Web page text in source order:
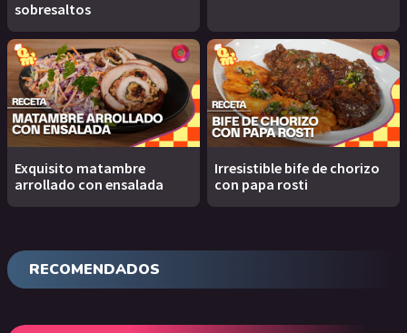
sobresaltos
Exquisito matambre
arrollado con ensalada
Irresistible bife de chorizo
con papa rosti
RECOMENDADOS